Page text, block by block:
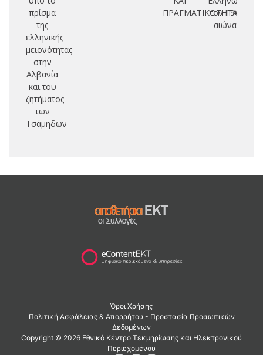
πρίσμα
της
ελληνικής
μειονότητας
στην
Αλβανία
και του
ζητήματος
των
Τσάμηδων
ΠΡΑΓΜΑΤΙΚΟΤΗΤΑ
τον 19ο
αιώνα